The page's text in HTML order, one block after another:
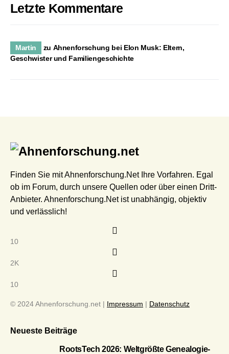
Letzte Kommentare
Martin zu Ahnenforschung bei Elon Musk: Eltern,
Geschwister und Familiengeschichte
Finden Sie mit Ahnenforschung.Net Ihre Vorfahren. Egal
ob im Forum, durch unsere Quellen oder über einen Dritt-
Anbieter. Ahnenforschung.Net ist unabhängig, objektiv
und verlässlich!
10
2K
10
© 2024 Ahnenforschung.net | Impressum | Datenschutz
Neueste Beiträge
RootsTech 2026: Weltgrößte Genealogie-